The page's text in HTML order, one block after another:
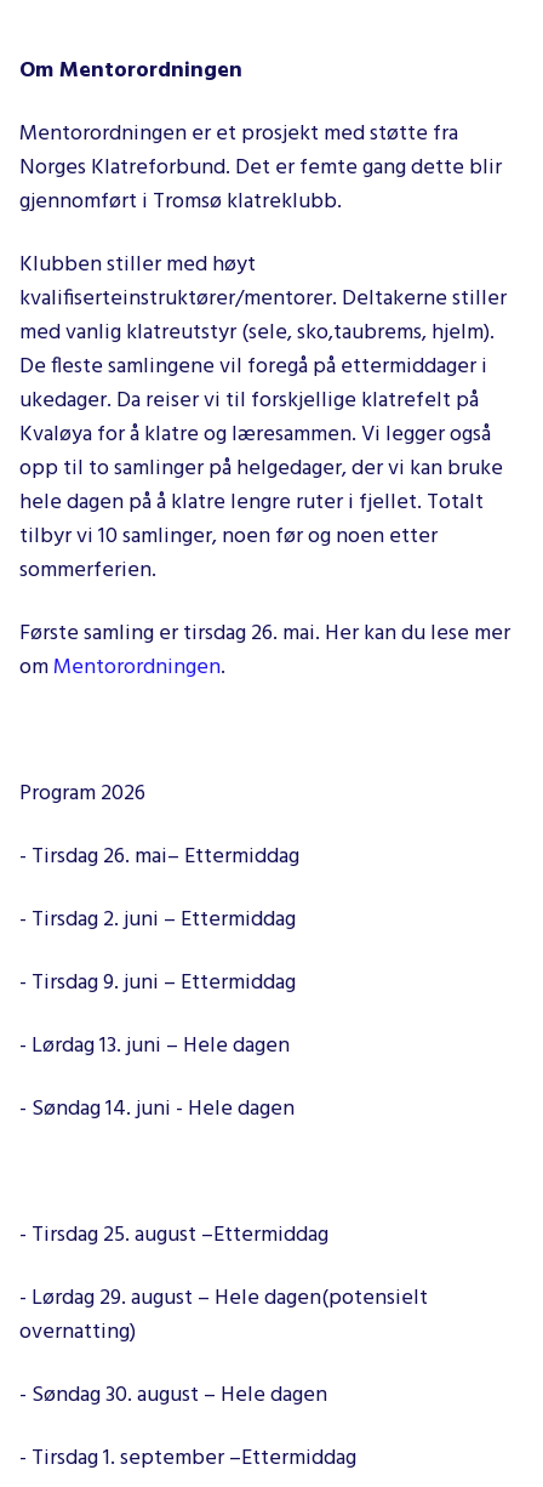
Om Mentorordningen
Mentorordningen er et prosjekt med støtte fra
Norges Klatreforbund. Det er femte gang dette blir
gjennomført i Tromsø klatreklubb.
Klubben stiller med høyt
kvalifiserteinstruktører/mentorer. Deltakerne stiller
med vanlig klatreutstyr (sele, sko,taubrems, hjelm).
De fleste samlingene vil foregå på ettermiddager i
ukedager. Da reiser vi til forskjellige klatrefelt på
Kvaløya for å klatre og læresammen. Vi legger også
opp til to samlinger på helgedager, der vi kan bruke
hele dagen på å klatre lengre ruter i fjellet. Totalt
tilbyr vi 10 samlinger, noen før og noen etter
sommerferien.
Første samling er tirsdag 26. mai. Her kan du lese mer
omMentorordningen.
Program 2026
- Tirsdag 26. mai– Ettermiddag
- Tirsdag 2. juni – Ettermiddag
- Tirsdag 9. juni – Ettermiddag
- Lørdag 13. juni – Hele dagen
- Søndag 14. juni - Hele dagen
- Tirsdag 25. august –Ettermiddag
- Lørdag 29. august – Hele dagen(potensielt
overnatting)
- Søndag 30. august – Hele dagen
- Tirsdag 1. september –Ettermiddag